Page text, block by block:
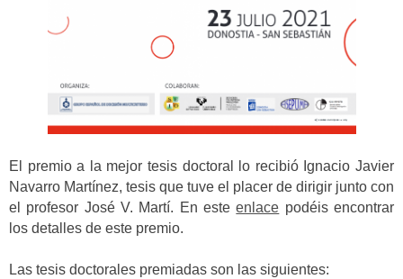
El premio a la mejor tesis doctoral lo recibió Ignacio Javier
Navarro Martínez, tesis que tuve el placer de dirigir junto con
el profesor José V. Martí. En esteenlace podéis encontrar
los detalles de este premio.
Las tesis doctorales premiadas son las siguientes: